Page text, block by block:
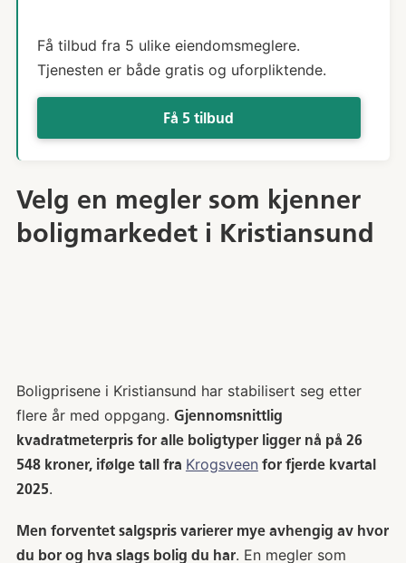
Få tilbud fra 5 ulike eiendomsmeglere.
Tjenesten er både gratis og uforpliktende.
Få 5 tilbud
Velg en megler som kjenner
boligmarkedet i Kristiansund
Boligprisene i Kristiansund har stabilisert seg etter
flere år med oppgang. Gjennomsnittlig
kvadratmeterpris for alle boligtyper ligger nå på 26
548 kroner, ifølge tall fra Krogsveen for fjerde kvartal
2025.
Men forventet salgspris varierer mye avhengig av hvor
du bor og hva slags bolig du har. En megler som